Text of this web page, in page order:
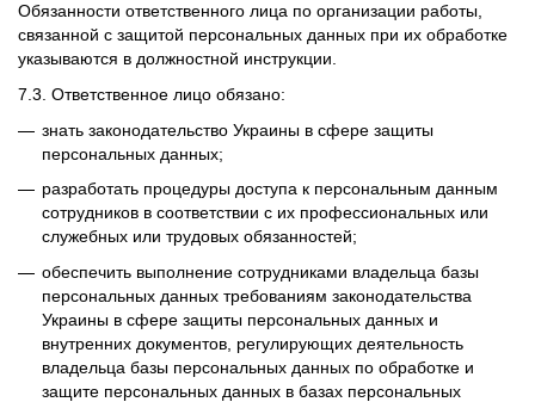
Обязанности ответственного лица по организации работы,
связанной с защитой персональных данных при их обработке
указываются в должностной инструкции.
7.3. Ответственное лицо обязано:
знать законодательство Украины в сфере защиты
персональных данных;
разработать процедуры доступа к персональным данным
сотрудников в соответствии с их профессиональных или
служебных или трудовых обязанностей;
обеспечить выполнение сотрудниками владельца базы
персональных данных требованиям законодательства
Украины в сфере защиты персональных данных и
внутренних документов, регулирующих деятельность
владельца базы персональных данных по обработке и
защите персональных данных в базах персональных